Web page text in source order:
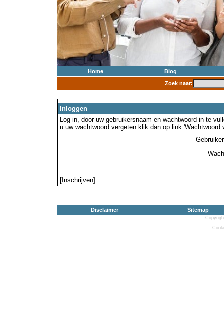
Home
Blog
Zoek naar:
Inloggen
Log in, door uw gebruikersnaam en wachtwoord in te
u uw wachtwoord vergeten klik dan op link 'Wachtwoord
[Inschrijven]
Disclaimer Sitemap